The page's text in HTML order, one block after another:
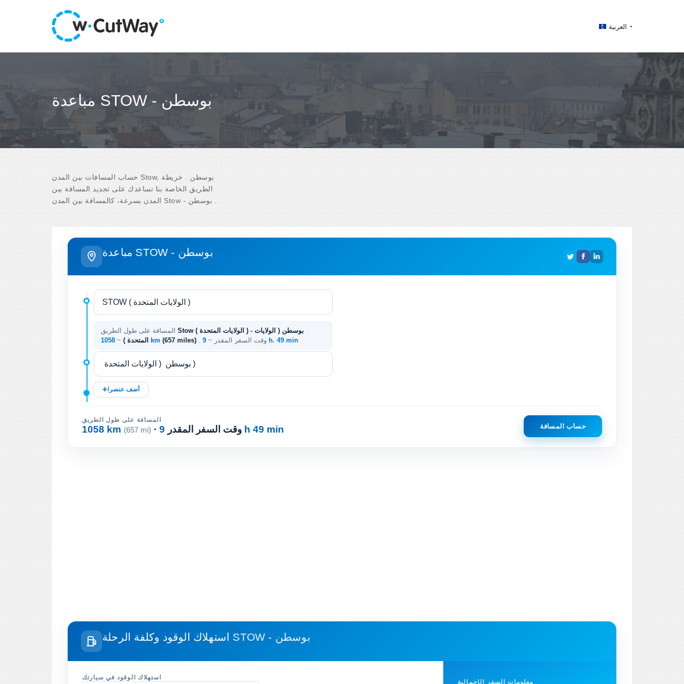
العربية
مباعدة STOW - بوسطن
حساب المسافات بين المدن Stow, بوسطن . خريطة
الطريق الخاصة بنا تساعدك على تحديد المسافة بين
مباعدة STOW - بوسطن
Stow ( الولايات المتحدة ) - بوسطن ( الولايات
المتحدة ) ~ 1058 km (657 miles) . وقت السفر المقدر ~ 9 h. 49 min
أضف عنصرا
المسافة على طول الطريق
1058 km (657 mi) · وقت السفر المقدر 9 h 49 min حساب المسافة
STOW - بوسطن
استهلاك الوقود في سيارتك
معلومات السفر الإجمالية